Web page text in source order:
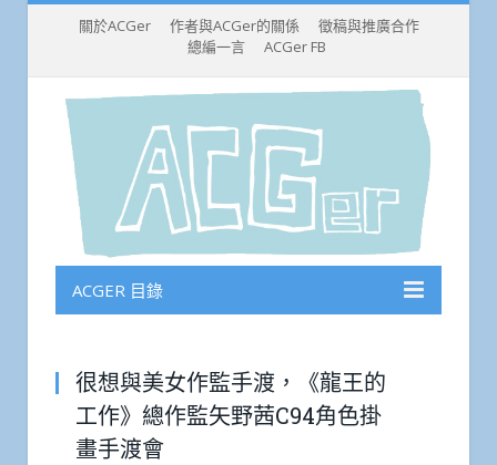
關於ACGer 作者與ACGer的關係
徵稿與推廣合作
總編一言
ACGer FB
ACGER 目錄
很想與美女作監手渡，《龍王的
工作》總作監矢野茜C94角色掛
畫手渡會